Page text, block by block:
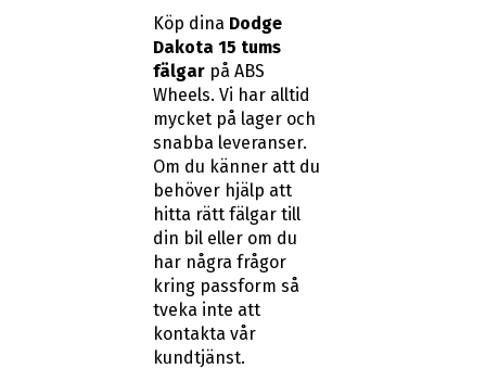
Köp dina Dodge
Dakota 15 tums
fälgar på ABS
Wheels. Vi har alltid
mycket på lager och
snabba leveranser.
Om du känner att du
behöver hjälp att
hitta rätt fälgar till
din bil eller om du
har några frågor
kring passform så
tveka inte att
kontakta vår
kundtjänst.